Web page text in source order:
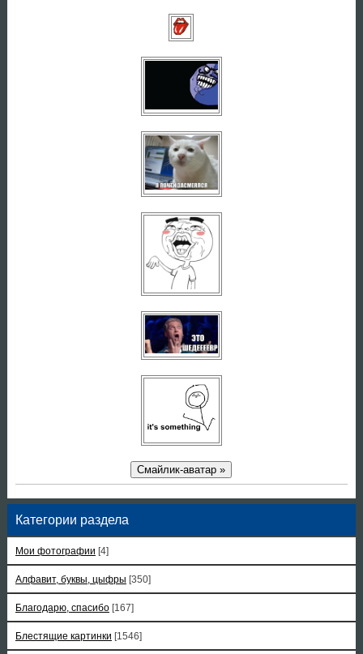
Смайлик-аватар »
Категории раздела
Мои фотографии [4]
Алфавит, буквы, цыфры [350]
Благодарю, спасибо [167]
Блестящие картинки [1546]